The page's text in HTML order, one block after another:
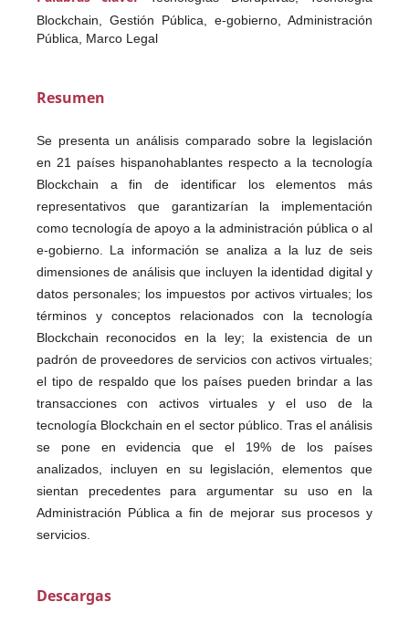
Blockchain, Gestión Pública, e-gobierno, Administración
Pública, Marco Legal
Resumen
Se presenta un análisis comparado sobre la legislación
en 21 países hispanohablantes respecto a la tecnología
Blockchain a fin de identificar los elementos más
representativos que garantizarían la implementación
como tecnología de apoyo a la administración pública o al
e-gobierno. La información se analiza a la luz de seis
dimensiones de análisis que incluyen la identidad digital y
datos personales; los impuestos por activos virtuales; los
términos y conceptos relacionados con la tecnología
Blockchain reconocidos en la ley; la existencia de un
padrón de proveedores de servicios con activos virtuales;
el tipo de respaldo que los países pueden brindar a las
transacciones con activos virtuales y el uso de la
tecnología Blockchain en el sector público. Tras el análisis
se pone en evidencia que el 19% de los países
analizados, incluyen en su legislación, elementos que
sientan precedentes para argumentar su uso en la
Administración Pública a fin de mejorar sus procesos y
servicios.
Descargas